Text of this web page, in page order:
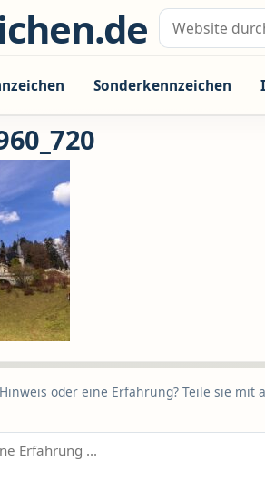
Suche nach:
Sonderkennzeichen
oder eine Erfahrung? Teile sie mit